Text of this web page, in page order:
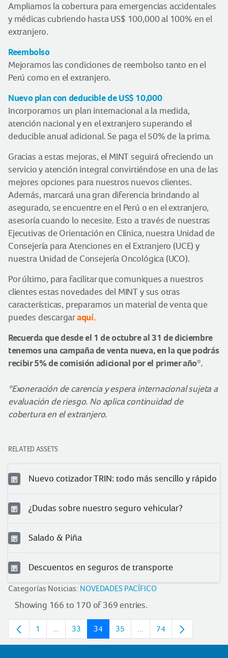
Ampliamos la cobertura para emergencias accidentales
y médicas cubriendo hasta US$ 100,000 al 100% en el
extranjero.
Reembolso
Mejoramos las condiciones de reembolso tanto en el
Perú como en el extranjero.
Nuevo plan con deducible de US$ 10,000
Incorporamos un plan internacional a la medida,
atención nacional y en el extranjero superando el
deducible anual adicional. Se paga el 50% de la prima.
Gracias a estas mejoras, el MINT seguirá ofreciendo un
servicio y atención integral convirtiéndose en una de las
mejores opciones para nuestros nuevos clientes.
Además, marcará una gran diferencia brindando al
asegurado, se encuentre en el Perú o en el extranjero,
asesoría cuando lo necesite. Esto a través de nuestras
Ejecutivas de Orientación en Clínica, nuestra Unidad de
Consejería para Atenciones en el Extranjero (UCE) y
nuestra Unidad de Consejería Oncológica (UCO).
Por último, para facilitar que comuniques a nuestros
clientes estas novedades del MINT y sus otras
características, preparamos un material de venta que
puedes descargaraquí.
Recuerda que desde el 1 de octubre al 31 de diciembre
tenemos una campaña de venta nueva, en la que podrás
recibir 5% de comisión adicional por el primer año*.
*Exoneración de carencia y espera internacional sujeta a
evaluación de riesgo. No aplica continuidad de
cobertura en el extranjero.
RELATED ASSETS
Nuevo cotizador TRIN: todo más sencillo y rápido
¿Dudas sobre nuestro seguro vehicular?
Salado & Piña
Descuentos en seguros de transporte
Categorías Noticias: NOVEDADES PACÍFICO
Showing 166 to 170 of 369 entries.
Page
1 ...Intermediate pages
Page
33 Page
34 Page
35 ...Intermediate pages
Page
74